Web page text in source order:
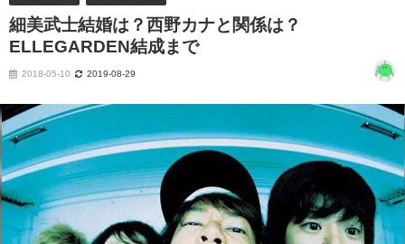
細美武士結婚は？西野カナと関係は？
ELLEGARDEN結成まで
2018-05-10 2019-08-29